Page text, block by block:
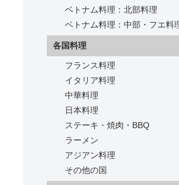
ベトナム料理：北部料理
ベトナム料理：中部・フエ料
各国料理
フランス料理
イタリア料理
中華料理
日本料理
ステーキ・焼肉・BBQ
ラーメン
アジアン料理
その他の国